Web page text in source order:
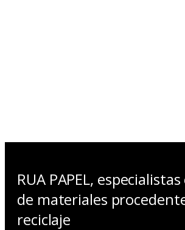
RUA PAPEL,
de materiales
reciclaje